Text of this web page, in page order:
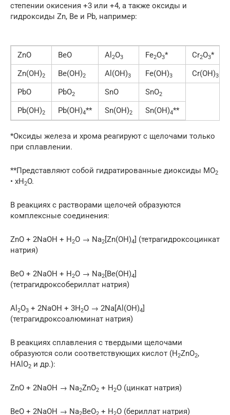
степении окисения +3 или +4, а также оксиды и
гидроксиды Zn, Be и Pb, например:
ZnO BeO Al 2O3 Fe2O3* Cr2O3*
Zn(OH)2 Be(OH)2 Al(OH)3 Fe(OH)3 Cr(OH)3
PbO PbO2 SnO SnO2
Pb(OH)2 Pb(OH)4** Sn(OH)2 Sn(OH)4**
*Оксиды железа и хрома реагируют с щелочами только
при сплавлении.
**Представляют собой гидратированные диоксиды МO2
• хH2O.
В реакциях с растворами щелочей образуются
комплексные соединения:
ZnO + 2NaOH + H2O → Na2[Zn(OH)4] (тетрагидроксоцинкат
натрия)
BeO + 2NaOH + H2O → Na2[Be(OH)4]
(тетрагидроксобериллат натрия)
Al 2O3 + 2NaOH + 3H2O → 2Na[Al(OH)4]
(тетрагидроксоалюминат натрия)
В реакциях сплавления с твердыми щелочами
образуются соли соответствующих кислот (H2ZnO2,
HAlO2 и др.):
ZnO + 2NaOH → Na2ZnO2 + H2O (цинкат натрия)
BeO + 2NaOH → Na2BeO2 + H2O (бериллат натрия)